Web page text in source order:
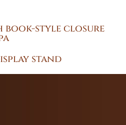
book-style closure
stand